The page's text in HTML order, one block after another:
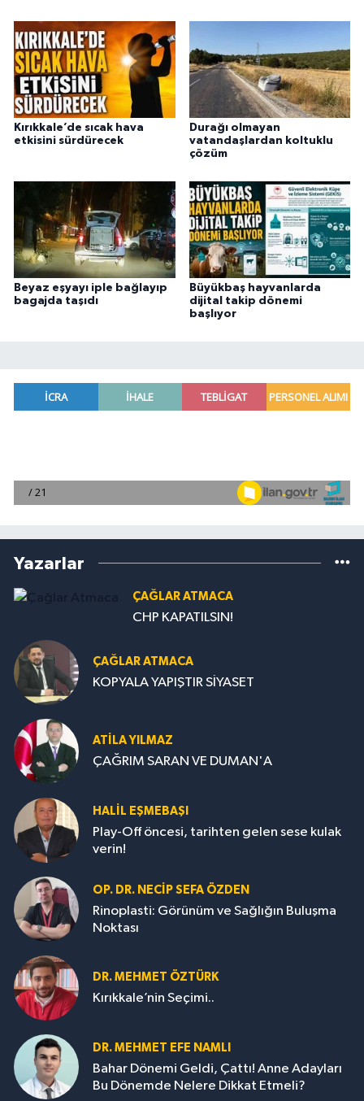
Kırıkkale’de sıcak hava
etkisini sürdürecek
Durağı olmayan
vatandaşlardan koltuklu
çözüm
Beyaz eşyayı iple bağlayıp
bagajda taşıdı
Büyükbaş hayvanlarda
dijital takip dönemi
başlıyor
Yazarlar
ÇAĞLAR ATMACA
CHP KAPATILSIN!
ÇAĞLAR ATMACA
KOPYALA YAPIŞTIR SİYASET
ATILA YILMAZ
ÇAĞRIM SARAN VE DUMAN'A
HALIL EŞMEBAŞI
Play-Off öncesi, tarihten gelen sese kulak
verin!
OP. DR. NECIP SEFA ÖZDEN
Rinoplasti: Görünüm ve Sağlığın Buluşma
Noktası
DR. MEHMET ÖZTÜRK
Kırıkkale’nin Seçimi..
DR. MEHMET EFE NAMLI
Bahar Dönemi Geldi, Çattı! Anne Adayları
Bu Dönemde Nelere Dikkat Etmeli?